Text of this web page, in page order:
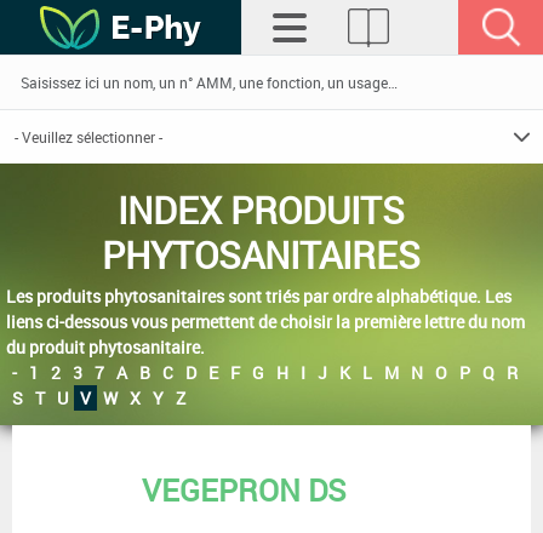
INDEX PRODUITS
PHYTOSANITAIRES
Les produits phytosanitaires sont triés par ordre alphabétique. Les
liens ci-dessous vous permettent de choisir la première lettre du nom
du produit phytosanitaire.
- 1 2 3 7 A B C D E F G H I J K L M N O P Q R
S T U V W X Y Z
VEGEPRON DS